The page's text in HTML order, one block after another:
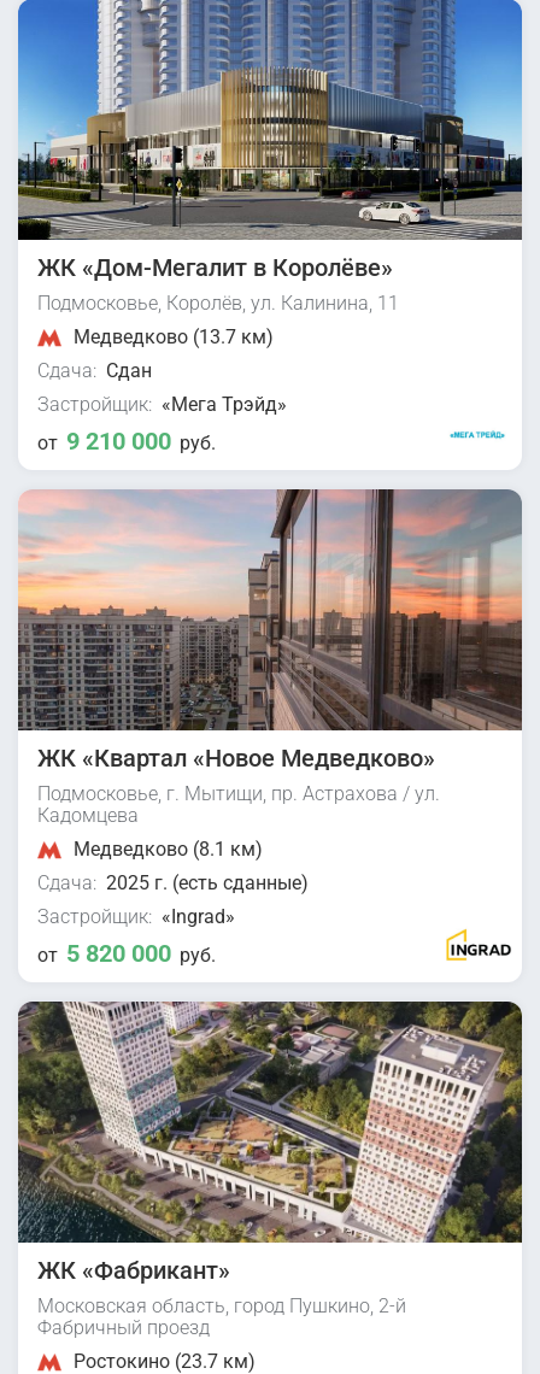
ЖК «Дом-Мегалит в Королёве»
Подмосковье, Королёв, ул. Калинина, 11
Медведково (13.7 км)
Сдача: Сдан
Застройщик: «Мега Трэйд»
от 9 210 000 руб.
ЖК «Квартал «Новое Медведково»
Подмосковье, г. Мытищи, пр. Астрахова / ул.
Кадомцева
Медведково (8.1 км)
Сдача: 2025 г. (есть сданные)
Застройщик: «Ingrad»
от 5 820 000 руб.
ЖК «Фабрикант»
Московская область, город Пушкино, 2-й
Фабричный проезд
Ростокино (23.7 км)